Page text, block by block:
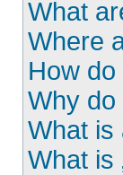
What
Where
How
Why do
What is
What is